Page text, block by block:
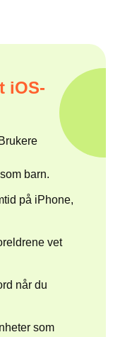
iOS-
Brukere
barn.
på iPhone,
vet
når du
som